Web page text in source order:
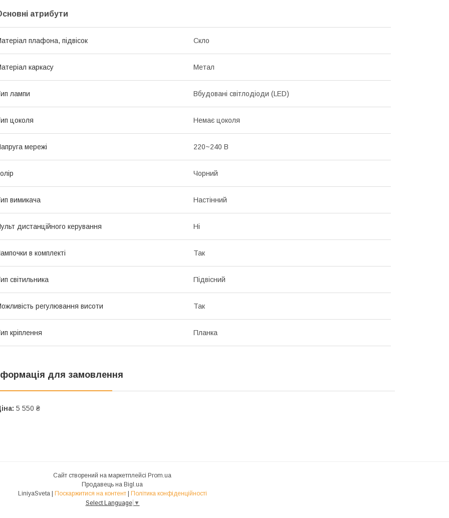
атрибути
плафона, підвісок Скло
каркасу Метал
лампи Вбудовані світлодіоди (LED)
цоколя Немає цоколя
мережі 220~240 В
Чорний
вимикача Настінний
дистанційного керування Ні
в комплекті Так
світильника Підвісний
регулювання висоти Так
кріплення Планка
для замовлення
5 550 ₴
Сайт створений на маркетплейсі Prom.ua
Продавець на Bigl.ua
Поскаржитися на контент
Політика конфіденційності
Select Language ▼